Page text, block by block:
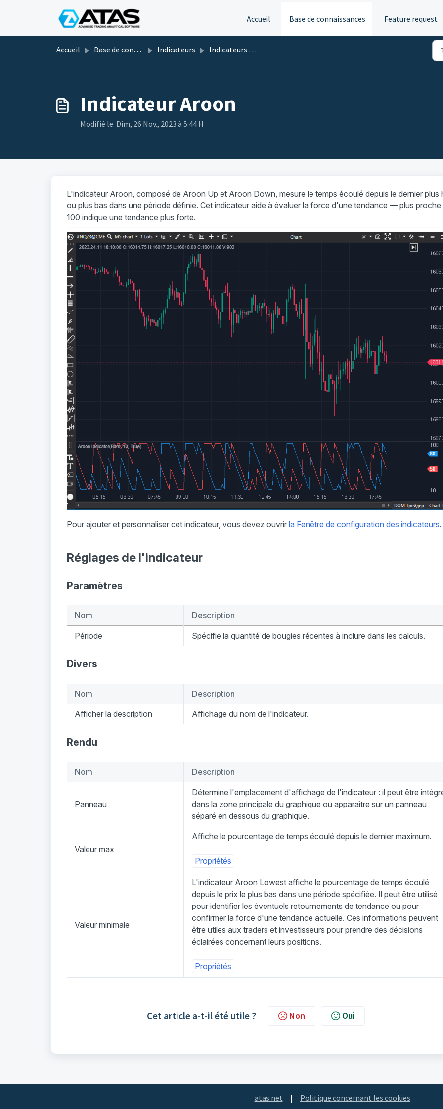
Accueil
Base de connaissances Feature request
Accueil Base de connaissances Indicateurs Indicateurs classiques et techniques
Indicateur Aroon
Modifié le Dim, 26 Nov., 2023 à 5:44 H
L'indicateur Aroon, composé de Aroon Up et Aroon Down, mesure le temps écoulé depuis le dernier plus
ou plus bas dans une période définie. Cet indicateur aide à évaluer la force d'une tendance — plus proche
100 indique une tendance plus forte.
Pour ajouter et personnaliser cet indicateur, vous devez ouvrir la Fenêtre de configuration des indicateurs.
Réglages de l'indicateur
Paramètres
Nom Description
Période Spécifie la quantité de bougies récentes à inclure dans les calculs.
Divers
Nom Description
Afficher la description Affichage du nom de l'indicateur.
Rendu
Nom Description
Panneau
Détermine l'emplacement d'affichage de l'indicateur : il peut être
dans la zone principale du graphique ou apparaître sur un panneau
séparé en dessous du graphique.
Valeur max
Affiche le pourcentage de temps écoulé depuis le dernier maximum.
Propriétés
Valeur minimale
L'indicateur Aroon Lowest affiche le pourcentage de temps écoulé
depuis le prix le plus bas dans une période spécifiée. Il peut être utilisé
pour identifier les éventuels retournements de tendance ou pour
confirmer la force d'une tendance actuelle. Ces informations peuvent
être utiles aux traders et investisseurs pour prendre des décisions
éclairées concernant leurs positions.
Propriétés
Cet article a-t-il été utile ? Non Oui
atas.net | Politique concernant les cookies